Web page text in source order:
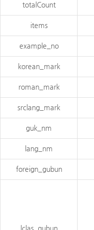
totalCount
items
example_no
korean_mark
roman_mark
srclang_mark
guk_nm
lang_nm
foreign_gubun
lclas_gubun